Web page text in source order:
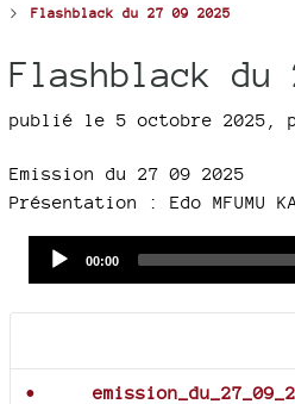
> Flashblack du 27 09 2025
Flashblack du
publié le 5 octobre 2025
Emission du 27 09 2025
Présentation : Edo MFUMU
Current
00:00